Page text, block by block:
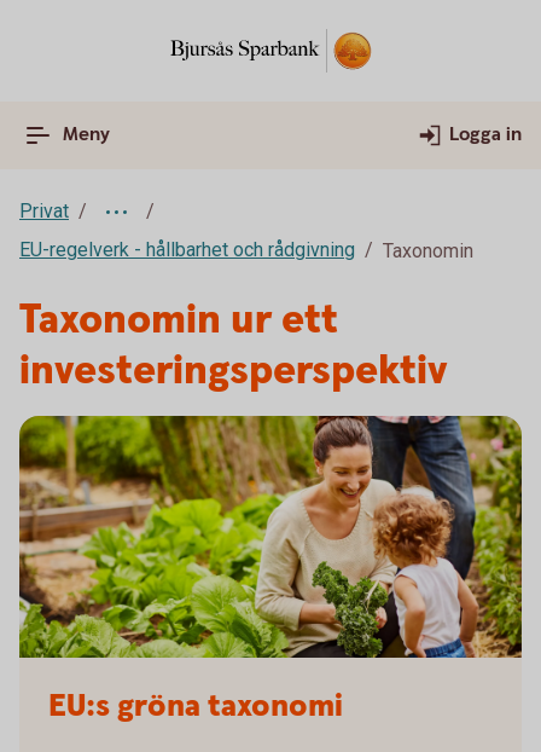
Meny Logga in
Privat
EU-regelverk - hållbarhet och rådgivning
Taxonomin
Taxonomin ur ett
investeringsperspektiv
EU:s gröna taxonomi